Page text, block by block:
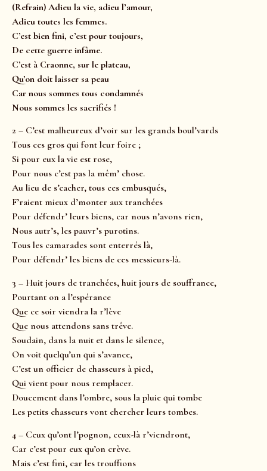
(Refrain) Adieu la vie, adieu l’amour,
Adieu toutes les femmes.
C’est bien fini, c’est pour toujours,
De cette guerre infâme.
C’est à Craonne, sur le plateau,
Qu’on doit laisser sa peau
Car nous sommes tous condamnés
Nous sommes les sacrifiés !
2 – C’est malheureux d’voir sur les grands boul’vards
Tous ces gros qui font leur foire ;
Si pour eux la vie est rose,
Pour nous c’est pas la mêm’ chose.
Au lieu de s’cacher, tous ces embusqués,
F’raient mieux d’monter aux tranchées
Pour défendr’ leurs biens, car nous n’avons rien,
Nous autr’s, les pauvr’s purotins.
Tous les camarades sont enterrés là,
Pour défendr’ les biens de ces messieurs-là.
3 – Huit jours de tranchées, huit jours de souffrance,
Pourtant on a l’espérance
Que ce soir viendra la r’lève
Que nous attendons sans trêve.
Soudain, dans la nuit et dans le silence,
On voit quelqu’un qui s’avance,
C’est un officier de chasseurs à pied,
Qui vient pour nous remplacer.
Doucement dans l’ombre, sous la pluie qui tombe
Les petits chasseurs vont chercher leurs tombes.
4 – Ceux qu’ont l’pognon, ceux-là r’viendront,
Car c’est pour eux qu’on crève.
Mais c’est fini, car les trouffions